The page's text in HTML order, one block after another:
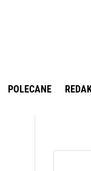
POLECANE